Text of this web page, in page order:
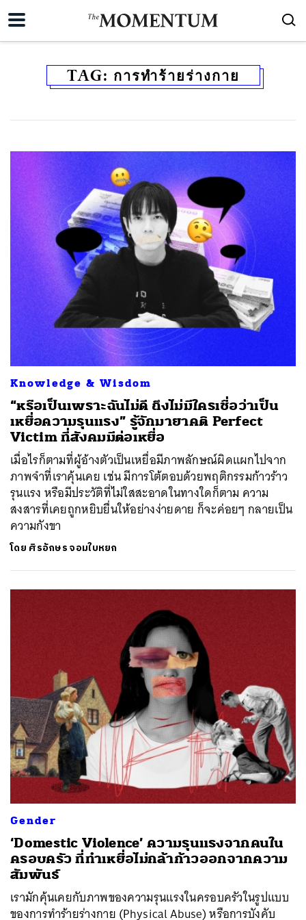
TAG: การทำร้ายร่างกาย
Knowledge & Wisdom
“หรือเป็นเพราะฉันไม่ดี ถึงไม่มีใครเชื่อว่าเป็น
เหยื่อความรุนแรง” รู้จักมายาคติ Perfect
Victim ที่สังคมมีต่อเหยื่อ
เมื่อไรก็ตามที่ผู้อ้างตัวเป็นเหยื่อมีภาพลักษณ์ผิดแผกไปจาก
ภาพจำที่เราคุ้นเคย เช่น มีการโต้ตอบด้วยพฤติกรรมก้าวร้าว
รุนแรง หรือมีประวัติที่ไม่ใสสะอาดในทางใดก็ตาม ความ
สงสารที่เคยถูกหยิบยื่นให้อย่างง่ายดาย ก็จะค่อยๆ กลายเป็น
ความกังขา
โดย ศิรอักษร จอมใบหยก
Gender
‘Domestic Violence’ ความรุนแรงจากคนใน
ครอบครัว ที่ทำเหยื่อไม่กล้าก้าวออกจากความ
สัมพันธ์
เรามักคุ้นเคยกับภาพของความรุนแรงในครอบครัวในรูปแบบ
ของการทำร้ายร่างกาย (Physical Abuse) หรือการบังคับ
SHARE TWEET LINE EMAIL